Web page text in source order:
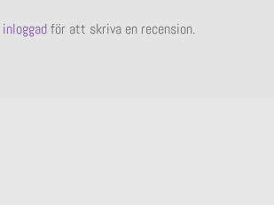
inloggadför att skriva en recension.